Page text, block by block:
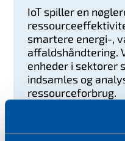
IoT spiller en
smartere energi-,
affaldshåndtering.
enheder i sektorer
indsamles og
ressourceforbrug.
Inden for energi
og optimerer